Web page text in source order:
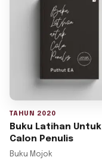
TAHUN 2020
Buku Latihan Untuk
Calon Penulis
Buku Mojok